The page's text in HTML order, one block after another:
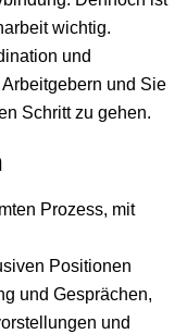
wichtig.
und
und Sie
Schritt zu gehen.
Prozess, mit
Positionen
und Gesprächen,
und